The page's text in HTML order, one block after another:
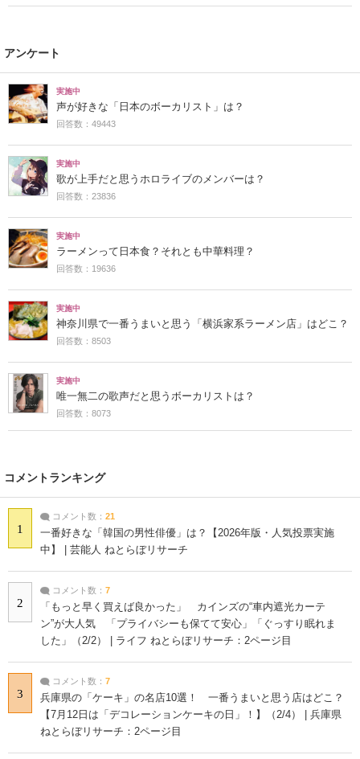
アンケート
実施中
声が好きな「日本のボーカリスト」は？
回答数：49443
実施中
歌が上手だと思うホロライブのメンバーは？
回答数：23836
実施中
ラーメンって日本食？それとも中華料理？
回答数：19636
実施中
神奈川県で一番うまいと思う「横浜家系ラーメン店」はどこ？
回答数：8503
実施中
唯一無二の歌声だと思うボーカリストは？
回答数：8073
コメントランキング
1
コメント数： 21
一番好きな「韓国の男性俳優」は？【2026年版・人気投票実施
中】 | 芸能人 ねとらぼリサーチ
2
コメント数： 7
「もっと早く買えば良かった」 カインズの“車内遮光カーテ
ン”が大人気 「プライバシーも保てて安心」「ぐっすり眠れま
した」（2/2） | ライフ ねとらぼリサーチ：2ページ目
3
コメント数： 7
兵庫県の「ケーキ」の名店10選！ 一番うまいと思う店はどこ？
【7月12日は「デコレーションケーキの日」！】（2/4） | 兵庫県
ねとらぼリサーチ：2ページ目